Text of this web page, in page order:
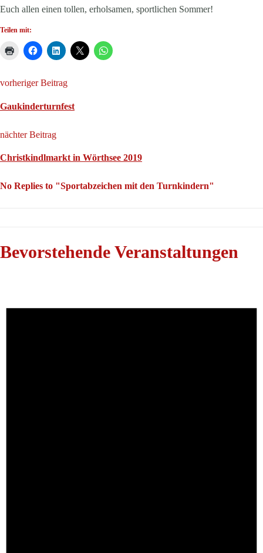
Euch allen einen tollen, erholsamen, sportlichen Sommer!
Teilen mit:
vorheriger Beitrag
Gaukinderturnfest
nächter Beitrag
Christkindlmarkt in Wörthsee 2019
No Replies to "Sportabzeichen mit den Turnkindern"
Bevorstehende Veranstaltungen